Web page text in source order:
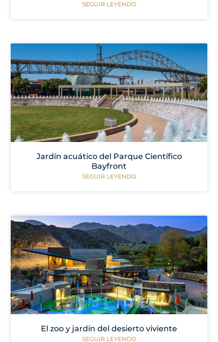
SEGUIR LEYENDO
Jardín acuático del Parque Científico
Bayfront
SEGUIR LEYENDO
El zoo y jardín del desierto viviente
SEGUIR LEYENDO